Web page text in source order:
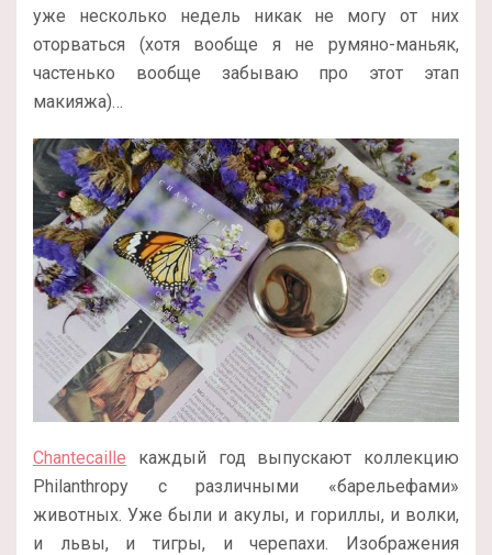
уже несколько недель никак не могу от них
оторваться (хотя вообще я не румяно-маньяк,
частенько вообще забываю про этот этап
макияжа)…
Chantecaille каждый год выпускают коллекцию
Philanthropy с различными «барельефами»
животных. Уже были и акулы, и гориллы, и волки,
и львы, и тигры, и черепахи. Изображения